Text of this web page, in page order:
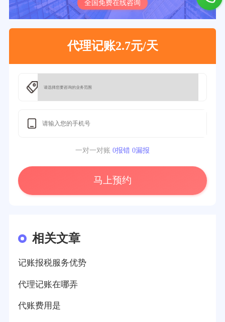
全国免费在线咨询
代理记账2.7元/天
一对一对账 0报错 0漏报
马上预约
相关文章
记账报税服务优势
代理记账在哪弄
代账费用是